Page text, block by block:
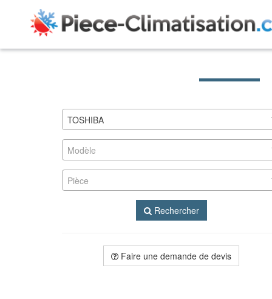
TOSHIBA
Modèle
Pièce
Rechercher
Faire une demande de devis